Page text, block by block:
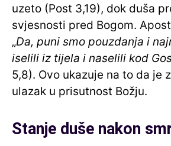
uzeto (Post 3,19), dok duša
svjesnosti pred Bogom.
„Da, puni smo pouzdanja i
iselili iz tijela i naselili kod
5,8). Ovo ukazuje na to da je
ulazak u prisutnost Božju.
Stanje duše nakon